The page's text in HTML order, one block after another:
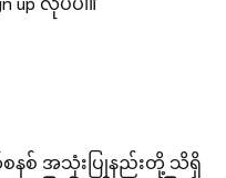
စနစ် အသုံးပြုနည်းတို့ သိရှိ